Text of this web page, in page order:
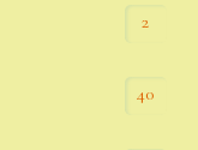
2
40